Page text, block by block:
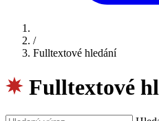
/
Fulltextové hledání
Fulltextové